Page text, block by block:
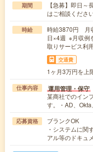
期間
【急募】即日
はご相談くださ
時給
時給3870円 月
日×4週 ※月収例
取りサービス利
交通費
1ヶ月3万円を上
仕事内容 運用管理・保守
某商社でのイン
す。・AD、
応募資格
ブランクOK
・システムに関
アル等のドキュ